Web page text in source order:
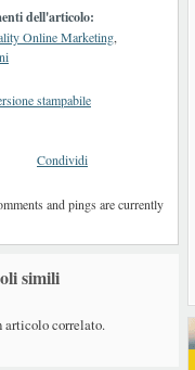
dell'articolo:
Online Marketing,
stampabile
Condividi
and pings are currently
simili
articolo correlato.